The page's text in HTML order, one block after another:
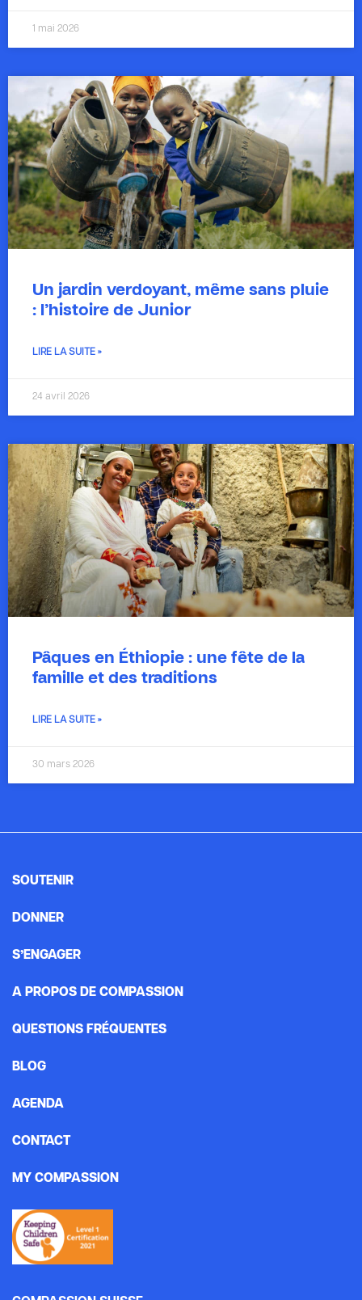
1 mai 2026
Un jardin verdoyant, même sans pluie
: l’histoire de Junior
LIRE LA SUITE »
24 avril 2026
Pâques en Éthiopie : une fête de la
famille et des traditions
LIRE LA SUITE »
30 mars 2026
SOUTENIR
DONNER
S’ENGAGER
A PROPOS DE COMPASSION
QUESTIONS FRÉQUENTES
BLOG
AGENDA
CONTACT
MY COMPASSION